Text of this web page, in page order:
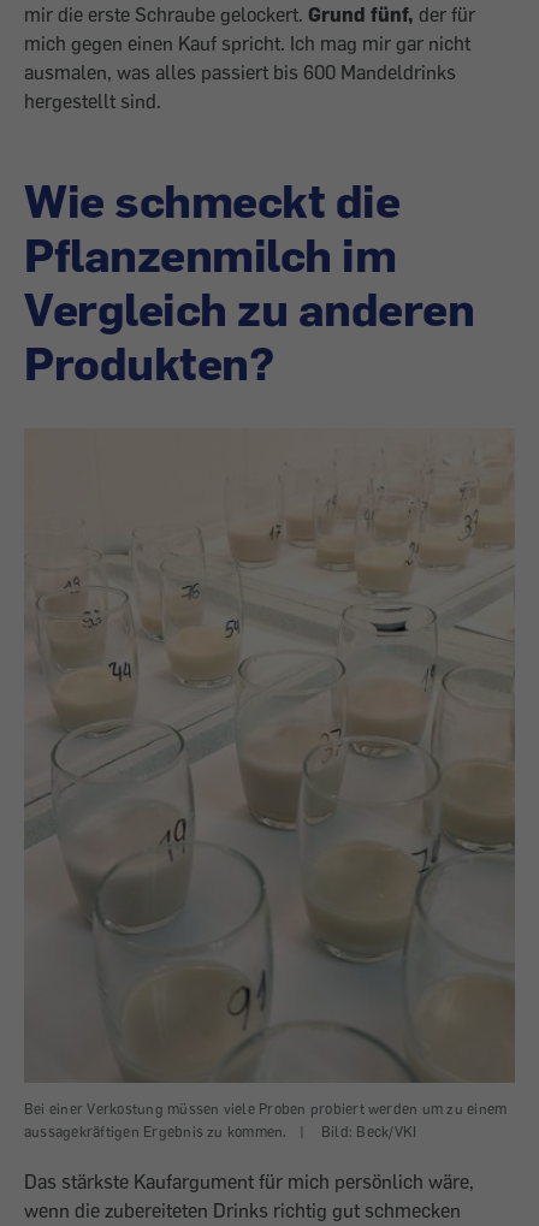
mir die erste Schraube gelockert. Grund fünf, der für
mich gegen einen Kauf spricht. Ich mag mir gar nicht
ausmalen, was alles passiert bis 600 Mandeldrinks
hergestellt sind.
Wie schmeckt die
Pflanzenmilch im
Vergleich zu anderen
Produkten?
Bei einer Verkostung müssen viele Proben probiert werden um zu einem
aussagekräftigen Ergebnis zu kommen.
| Bild: Beck/VKI
Das stärkste Kaufargument für mich persönlich wäre,
wenn die zubereiteten Drinks richtig gut schmecken